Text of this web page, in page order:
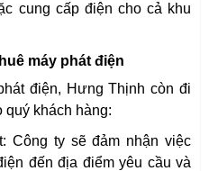
cung cấp điện cho cả khu
máy phát điện
điện, Hưng Thịnh còn đi
quý khách hàng:
Công ty sẽ đảm nhận việc
đến địa điểm yêu cầu và